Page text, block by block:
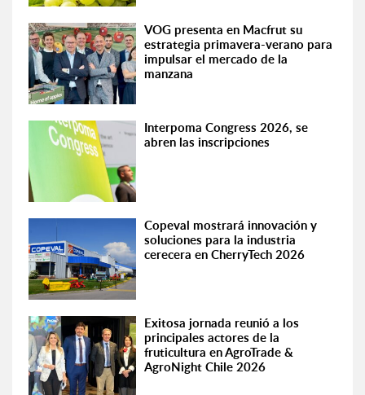
VOG presenta en Macfrut su
estrategia primavera-verano para
impulsar el mercado de la
manzana
Interpoma Congress 2026, se
abren las inscripciones
Copeval mostrará innovación y
soluciones para la industria
cerecera en CherryTech 2026
Exitosa jornada reunió a los
principales actores de la
fruticultura en AgroTrade &
AgroNight Chile 2026